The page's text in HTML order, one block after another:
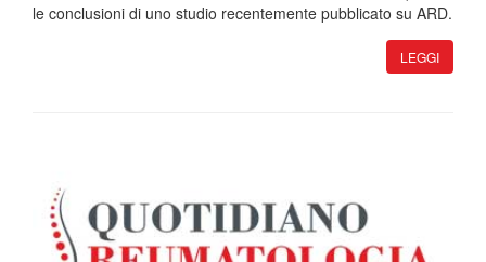
le conclusioni di uno studio recentemente pubblicato su ARD.
LEGGI